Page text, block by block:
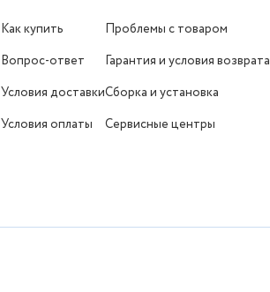
Как купить
Вопрос-ответ
Условия доставки
Условия оплаты
Проблемы с товаром
Гарантия и условия возврата
Сборка и установка
Сервисные центры